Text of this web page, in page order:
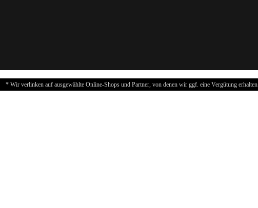
* Wir verlinken auf ausgewählte Online-Shops und Partner, von denen wir ggf. eine Vergütung erhalten.